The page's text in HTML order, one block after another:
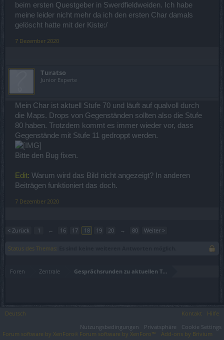
beim ersten Questgeber in Swerdfieldweiden. Ich habe
meine leider nicht mehr da ich den ersten Char damals
gelöscht hatte mit der Kiste:/
7 Dezember 2020
Turatso
Junior Experte
Mein Char ist aktuell Stufe 70 und läuft auf qualvoll durch
die Maps. Drops von Gegenständen sollten also die Stufe
80 haben. Trotzdem kommt es immer wieder vor, dass
Gegenstände mit Stufe 11 gedroppt werden.
Bitte den Bug fixen.
Edit: Warum wird das Bild nicht angezeigt? In anderen
Beiträgen funktioniert das doch.
7 Dezember 2020
< Zurück 1 ← 16 17 18 19 20 → 80 Weiter >
Status des Themas:
Foren Zentrale Gesprächsrunden zu aktuellen Themen
Deutsch Kontakt
Hilfe
Nutzungsbedingungen
Privatsphäre
Cookie Settings
Forum software by XenForo ® Forum software by XenForo™ Add-ons by Brivium